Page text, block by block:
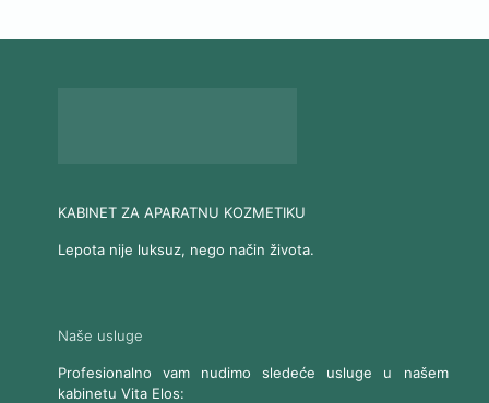
KABINET ZA APARATNU KOZMETIKU
Lepota nije luksuz, nego način života.
Naše usluge
Profesionalno vam nudimo sledeće usluge u našem
kabinetu Vita Elos: